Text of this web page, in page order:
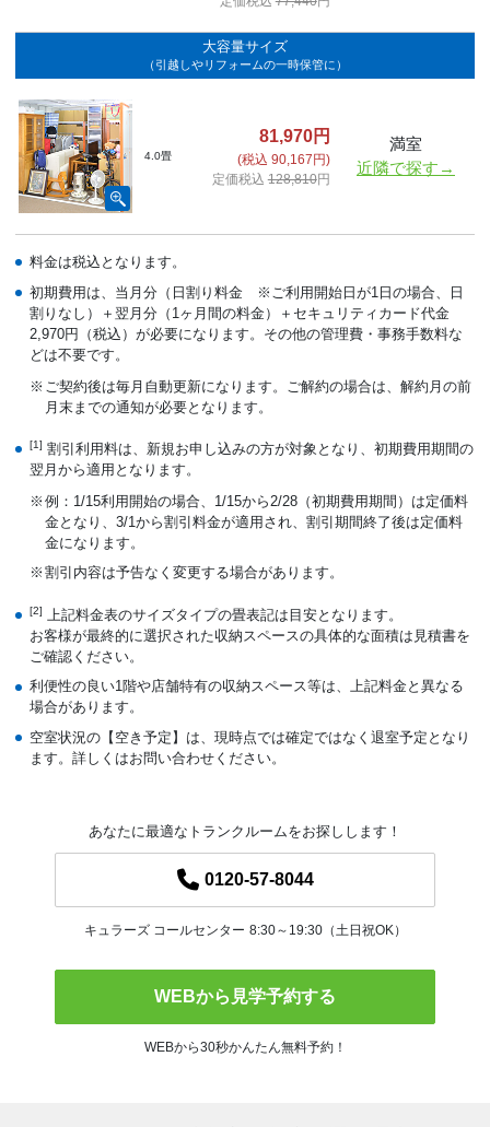
大容量サイズ
（引越しやリフォームの一時保管に）
4.0畳
81,970円
(税込 90,167円)
定価税込128,810円
満室
近隣で探す→
料金は税込となります。
初期費用は、当月分（日割り料金 ※ご利用開始日が1日の場合、日
割りなし）＋翌月分（1ヶ月間の料金）＋セキュリティカード代金
2,970円（税込）が必要になります。その他の管理費・事務手数料な
どは不要です。
ご契約後は毎月自動更新になります。ご解約の場合は、解約月の前
月末までの通知が必要となります。
[1] 割引利用料は、新規お申し込みの方が対象となり、初期費用期間の
翌月から適用となります。
例：1/15利用開始の場合、1/15から2/28（初期費用期間）は定価料
金となり、3/1から割引料金が適用され、割引期間終了後は定価料
金になります。
割引内容は予告なく変更する場合があります。
[2]
上記料金表のサイズタイプの畳表記は目安となります。
お客様が最終的に選択された収納スペースの具体的な面積は見積書を
ご確認ください。
利便性の良い1階や店舗特有の収納スペース等は、上記料金と異なる
場合があります。
空室状況の【空き予定】は、現時点では確定ではなく退室予定となり
ます。詳しくはお問い合わせください。
あなたに最適なトランクルームをお探しします！
0120-57-8044
キュラーズ コールセンター 8:30～19:30（土日祝OK）
WEBから見学予約する
WEBから30秒かんたん無料予約！